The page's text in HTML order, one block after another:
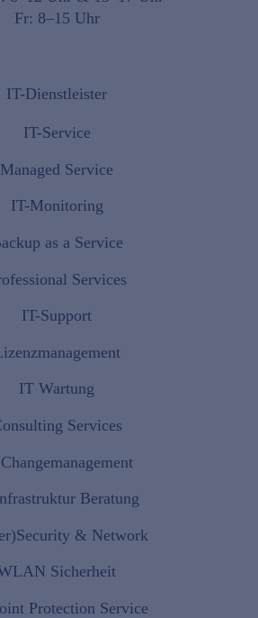
Fr: 8–15 Uhr
IT-Dienstleister
IT-Service
Managed Service
IT-Monitoring
as a Service
Services
IT-Support
IT Wartung
Services
Beratung
& Network
Sicherheit
Protection Service